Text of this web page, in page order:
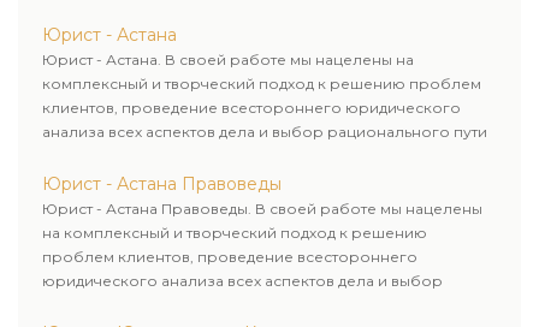
Юрист - Астана
Юрист - Астана. В своей работе мы нацелены на
комплексный и творческий подход к решению проблем
клиентов, проведение всестороннего юридического
анализа всех аспектов дела и выбор рационального пути
Юрист - Астана Правоведы
Юрист - Астана Правоведы. В своей работе мы нацелены
на комплексный и творческий подход к решению
проблем клиентов, проведение всестороннего
юридического анализа всех аспектов дела и выбор